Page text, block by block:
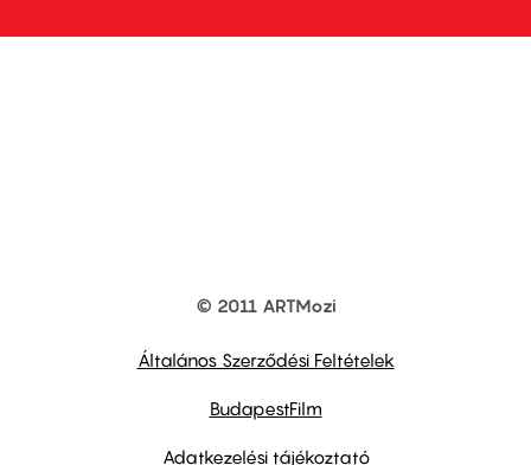
© 2011 ARTMozi
Általános Szerződési Feltételek
BudapestFilm
Adatkezelési tájékoztató